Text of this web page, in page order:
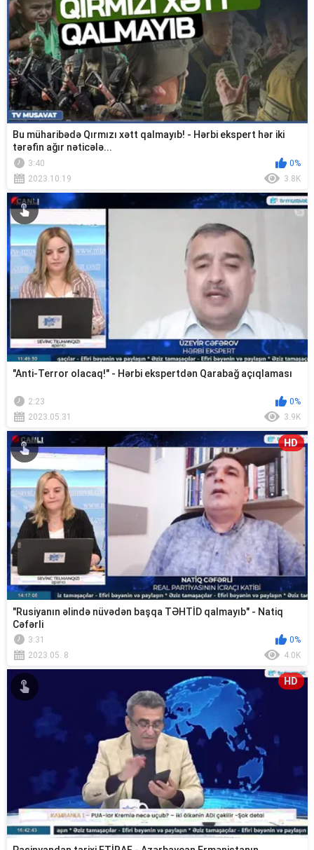
Bu müharibədə Qırmızı xətt qalmayıb! - Hərbi ekspert hər iki
tərəfin ağır nəticələ...
3:40
0%
2023.10.19
3.8K
"Anti-Terror olacaq!" - Hərbi ekspertdən Qarabağ açıqlaması
2:23
0%
2023.05.31
3.9K
HD
"Rusiyanın əlində nüvədən başqa TƏHTİD qalmayıb" - Natiq
Cəfərli
3:31
0%
2023.05. 8
4.0K
HD